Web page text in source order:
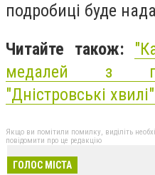
подробиці буде
Читайте також: "
медалей з
"Дністровські хвилі"
Якщо ви помітили помилку, виділіть
повідомити про це редакцію
ГОЛОС МІСТА